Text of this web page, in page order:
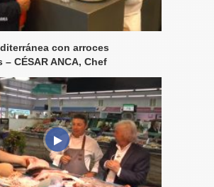
con arroces
CÉSAR ANCA, Chef